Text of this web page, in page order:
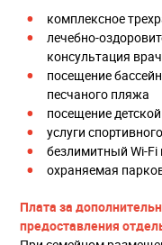
комплексное
лечебно-
консультация
посещение
песчаного пляжа
посещение
услуги
безлимитный Wi-Fi
охраняемая
Плата за
предоставления